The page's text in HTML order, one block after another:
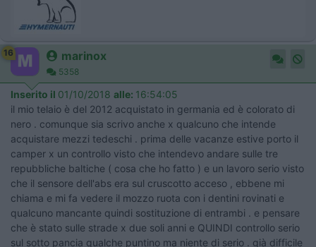
16 marinox
5358
Inserito il 01/10/2018 alle: 16:54:05
il mio telaio è del 2012 acquistato in germania ed è colorato di
nero . comunque sia scrivo anche x qualcuno che intende
acquistare mezzi tedeschi . prima delle vacanze estive porto il
camper x un controllo visto che intendevo andare sulle tre
repubbliche baltiche ( cosa che ho fatto ) e un lavoro serio visto
che il sensore dell'abs era sul cruscotto acceso , ebbene mi
chiama e mi fa vedere il mozzo ruota con i dentini rovinati e
qualcuno mancante quindi sostituzione di entrambi . e pensare
che è stato sulle strade x due soli anni e QUINDI controllo serio
sul sotto pancia qualche puntino ma niente di serio . già difficile